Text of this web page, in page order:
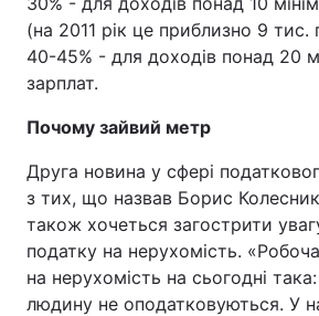
(на 2011 рік це приблизно 9 тис.
40-45% - для доходів понад 20
зарплат.
Почому зайвий метр
Друга новина у сфері
з тих, що назвав Борис
також хочеться загострити
податку на нерухомість.
на нерухомість на сьогодні
людину не оподатковуються. У